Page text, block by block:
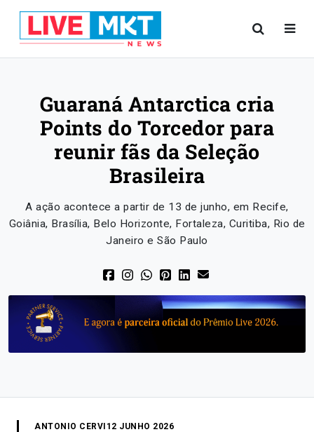
Guaraná Antarctica cria
Points do Torcedor para
reunir fãs da Seleção
Brasileira
A ação acontece a partir de 13 de junho, em Recife,
Goiânia, Brasília, Belo Horizonte, Fortaleza, Curitiba, Rio de
Janeiro e São Paulo
ANTONIO CERVI 12 JUNHO 2026